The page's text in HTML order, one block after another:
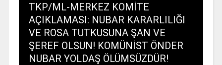
TKP/ML-MERKEZ KOMİTE
AÇIKLAMASI: NUBAR KARARLILIĞI
VE ROSA TUTKUSUNA ŞAN VE
ŞEREF OLSUN! KOMÜNİST ÖNDER
NUBAR YOLDAŞ ÖLÜMSÜZDÜR!